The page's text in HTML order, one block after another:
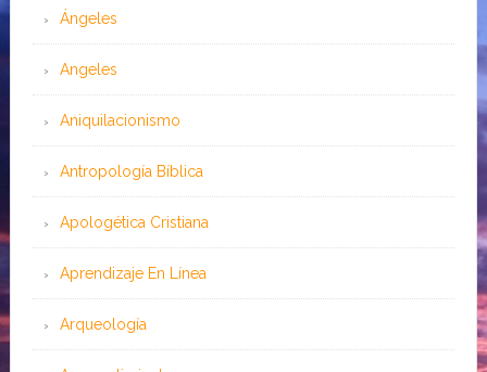
Ángeles
Angeles
Aniquilacionismo
Antropología Bíblica
Apologética Cristiana
Aprendizaje En Línea
Arqueología